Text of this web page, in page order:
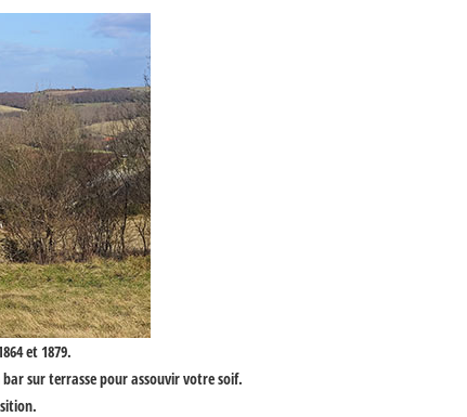
et 1879.
sur terrasse pour assouvir votre soif.